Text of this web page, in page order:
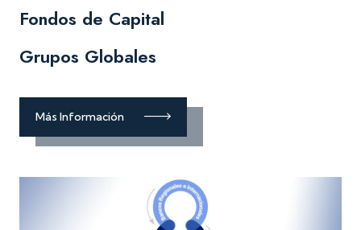
Fondos de Capital
Grupos Globales
Más Información